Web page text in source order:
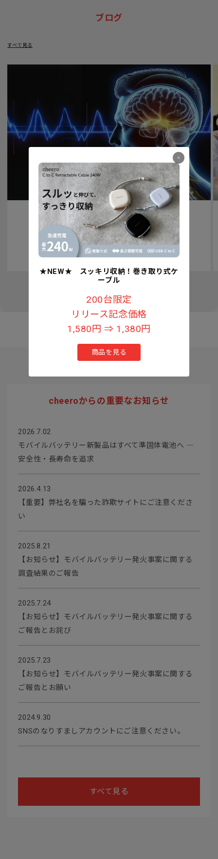
ブログ
すべて見る
認知症予防への取り組みについて
★NEW★ スッキリ収納！巻き取り式ケ
ーブル
200台限定
リリース記念価格
1,580円 ⇒ 1,380円
商品を見る
cheeroからの重要なお知らせ
2026.7.02
モバイルバッテリー新製品はすべて準固体電池へ ―
安全性・長寿命を追求
2026.4.13
【重要】弊社名を騙った詐欺サイトにご注意くださ
い
2025.8.21
【お知らせ】モバイルバッテリー発火事案に関する
調査結果のご報告
2025.7.24
【お知らせ】モバイルバッテリー発火事案に関する
ご報告とお詫び
2025.7.23
【お知らせ】モバイルバッテリー発火事案に関する
ご報告とお願い
2024.9.30
SNSのなりすましアカウントにご注意ください。
すべて見る